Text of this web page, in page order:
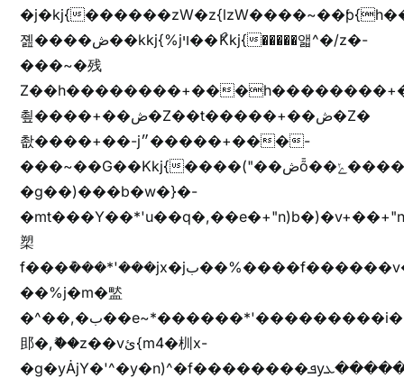
�j�kj{
졢����ڞ��kkj{%jױ��ޯKkj{�����앫^�/z�-
���~�残
Z��h��������+��
쵶����+��ڞ�Z��t�����+��ڞ�Z�
촶����+��-j״�����+���-
���~��G��Kkj{����("��ڞȭ��ݺ������Kkj{"�*'y�"����kj{"�*'r�-
�g��)���b�w�}�-
槊
f���݊���*'���jx�jب��%����f������v��f����zV�ѩ♫b�z~ǭ��b��/
��%j�m�盢
�^��,�ب��e~*������*'���������i�b��Zʋ��֜��]��ek'�zg��V�z[2z���ڶ�޽�����zX������Z��z{h���7��)
䢸�,ޮ��z��vئ{m4�杊x-
�g�yȦjY�'^�y�n)^�f��������ܦyخ�������ܥj��+"n)b�'%j�"u�b�y��ٞv+�~W��֫��b�y���&jY_��l���jX��g���^��ݲ֜��oz�bq�Z�('~W��֫��ZrG����Ή�jV��